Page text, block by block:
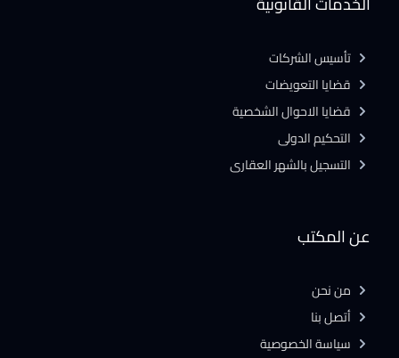
عن المكتب
من نحن
أتصل بنا
سياسة الخصوصية
تأسيس الشركات
قضايا التعويضات
قضايا الاحوال الشخصية
التحكيم الدولى
التسجيل بالشهر العقارى